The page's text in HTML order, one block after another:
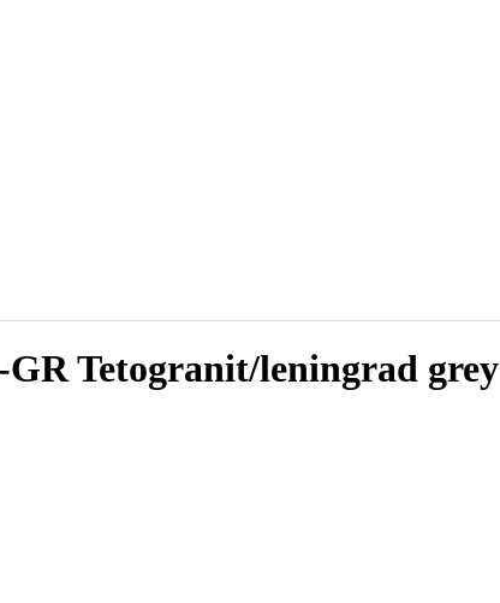
Tetogranit/leningrad grey